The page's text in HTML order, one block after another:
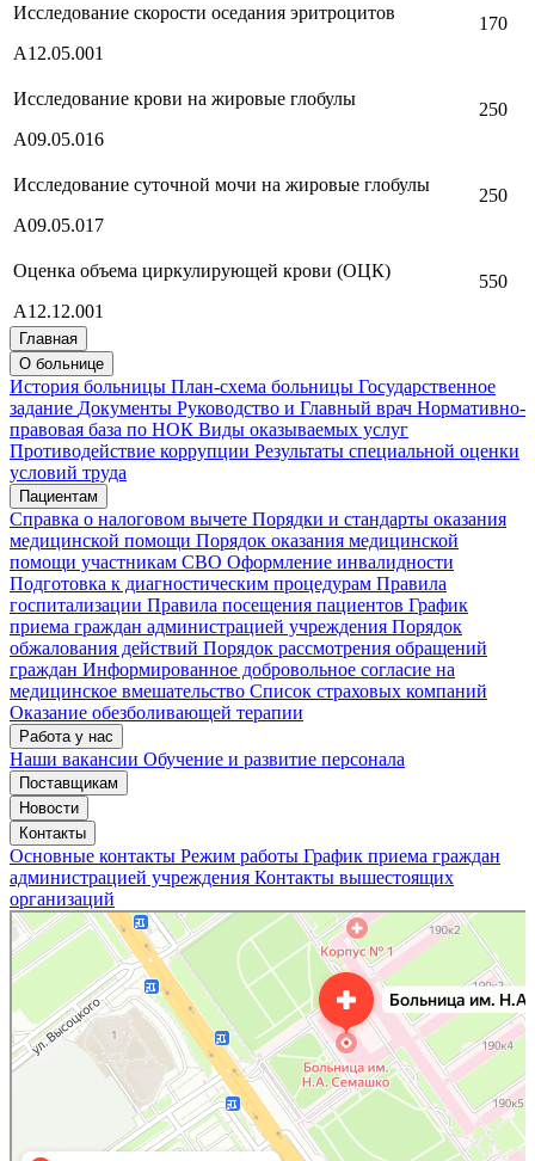
Исследование скорости оседания эритроцитов
А12.05.001
170
Исследование крови на жировые глобулы
А09.05.016
250
Исследование суточной мочи на жировые глобулы
А09.05.017
250
Оценка объема циркулирующей крови (ОЦК)
A12.12.001
550
Главная
О больнице
История больницы План-схема больницы Государственное
задание Документы Руководство и Главный врач Нормативно-
правовая база по НОК Виды оказываемых услуг
Противодействие коррупции Результаты специальной оценки
условий труда
Пациентам
Справка о налоговом вычете Порядки и стандарты оказания
медицинской помощи Порядок оказания медицинской
помощи участникам СВО Оформление инвалидности
Подготовка к диагностическим процедурам Правила
госпитализации Правила посещения пациентов График
приема граждан администрацией учреждения Порядок
обжалования действий Порядок рассмотрения обращений
граждан Информированное добровольное согласие на
медицинское вмешательство Список страховых компаний
Оказание обезболивающей терапии
Работа у нас
Наши вакансии Обучение и развитие персонала
Поставщикам
Новости
Контакты
Основные контакты Режим работы График приема граждан
администрацией учреждения Контакты вышестоящих
организаций
«Нижегородская областная клиническая больница имени Н.А. Семашко»
Отделение больницы, госпиталя в Нижнем Новгороде
Больница для взрослых в Нижнем Новгороде